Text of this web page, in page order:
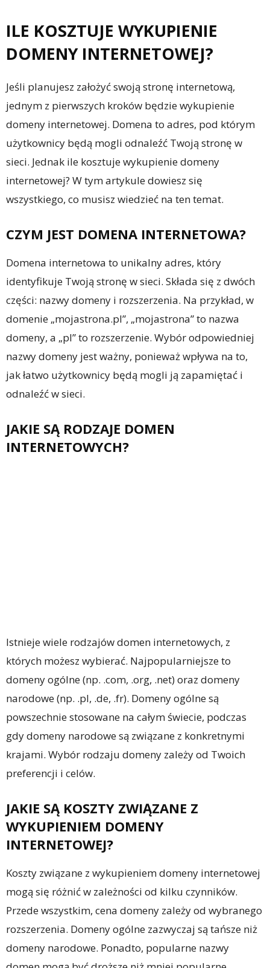
ILE KOSZTUJE WYKUPIENIE
DOMENY INTERNETOWEJ?
Jeśli planujesz założyć swoją stronę internetową,
jednym z pierwszych kroków będzie wykupienie
domeny internetowej. Domena to adres, pod którym
użytkownicy będą mogli odnaleźć Twoją stronę w
sieci. Jednak ile kosztuje wykupienie domeny
internetowej? W tym artykule dowiesz się
wszystkiego, co musisz wiedzieć na ten temat.
CZYM JEST DOMENA INTERNETOWA?
Domena internetowa to unikalny adres, który
identyfikuje Twoją stronę w sieci. Składa się z dwóch
części: nazwy domeny i rozszerzenia. Na przykład, w
domenie „mojastrona.pl”, „mojastrona” to nazwa
domeny, a „pl” to rozszerzenie. Wybór odpowiedniej
nazwy domeny jest ważny, ponieważ wpływa na to,
jak łatwo użytkownicy będą mogli ją zapamiętać i
odnaleźć w sieci.
JAKIE SĄ RODZAJE DOMEN
INTERNETOWYCH?
Istnieje wiele rodzajów domen internetowych, z
których możesz wybierać. Najpopularniejsze to
domeny ogólne (np. .com, .org, .net) oraz domeny
narodowe (np. .pl, .de, .fr). Domeny ogólne są
powszechnie stosowane na całym świecie, podczas
gdy domeny narodowe są związane z konkretnymi
krajami. Wybór rodzaju domeny zależy od Twoich
preferencji i celów.
JAKIE SĄ KOSZTY ZWIĄZANE Z
WYKUPIENIEM DOMENY
INTERNETOWEJ?
Koszty związane z wykupieniem domeny internetowej
mogą się różnić w zależności od kilku czynników.
Przede wszystkim, cena domeny zależy od wybranego
rozszerzenia. Domeny ogólne zazwyczaj są tańsze niż
domeny narodowe. Ponadto, popularne nazwy